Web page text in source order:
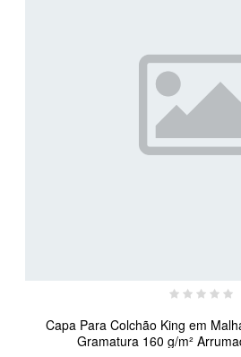
Capa Para Colchão King em
Gramatura 160 g/m²